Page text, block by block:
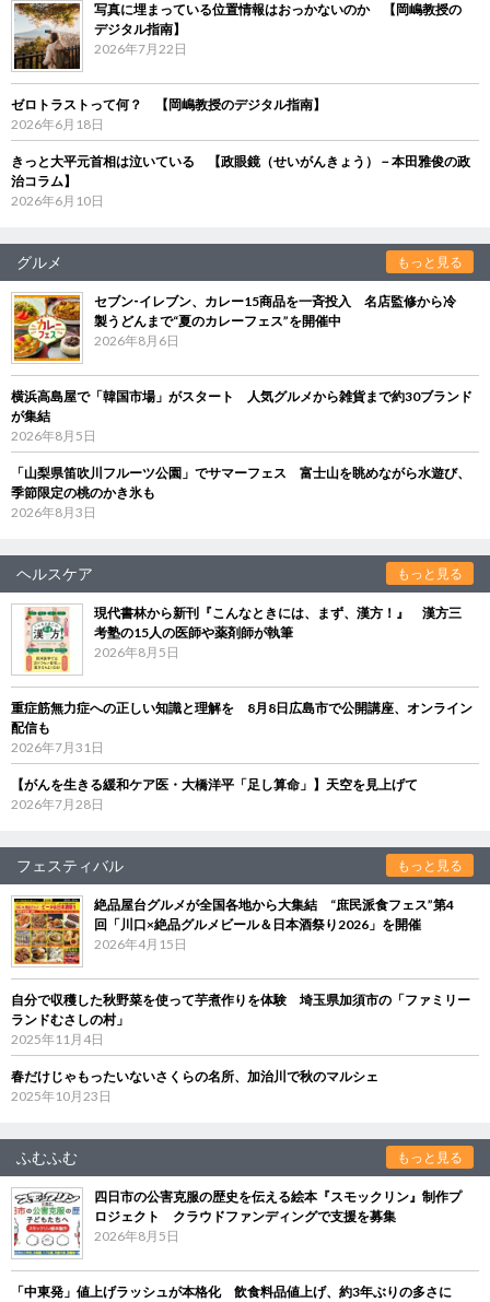
写真に埋まっている位置情報はおっかないのか 【岡嶋教授の
デジタル指南】
2026年7月22日
ゼロトラストって何？ 【岡嶋教授のデジタル指南】
2026年6月18日
きっと大平元首相は泣いている 【政眼鏡（せいがんきょう）－本田雅俊の政
治コラム】
2026年6月10日
グルメ もっと見る
セブン‐イレブン、カレー15商品を一斉投入 名店監修から冷
製うどんまで“夏のカレーフェス”を開催中
2026年8月6日
横浜高島屋で「韓国市場」がスタート 人気グルメから雑貨まで約30ブランド
が集結
2026年8月5日
「山梨県笛吹川フルーツ公園」でサマーフェス 富士山を眺めながら水遊び、
季節限定の桃のかき氷も
2026年8月3日
ヘルスケア もっと見る
現代書林から新刊『こんなときには、まず、漢方！』 漢方三
考塾の15人の医師や薬剤師が執筆
2026年8月5日
重症筋無力症への正しい知識と理解を 8月8日広島市で公開講座、オンライン
配信も
2026年7月31日
【がんを生きる緩和ケア医・大橋洋平「足し算命」】天空を見上げて
2026年7月28日
フェスティバル もっと見る
絶品屋台グルメが全国各地から大集結 “庶民派食フェス”第4
回「川口×絶品グルメビール＆日本酒祭り2026」を開催
2026年4月15日
自分で収穫した秋野菜を使って芋煮作りを体験 埼玉県加須市の「ファミリー
ランドむさしの村」
2025年11月4日
春だけじゃもったいないさくらの名所、加治川で秋のマルシェ
2025年10月23日
ふむふむ もっと見る
四日市の公害克服の歴史を伝える絵本『スモックリン』制作プ
ロジェクト クラウドファンディングで支援を募集
2026年8月5日
「中東発」値上げラッシュが本格化 飲食料品値上げ、約3年ぶりの多さに